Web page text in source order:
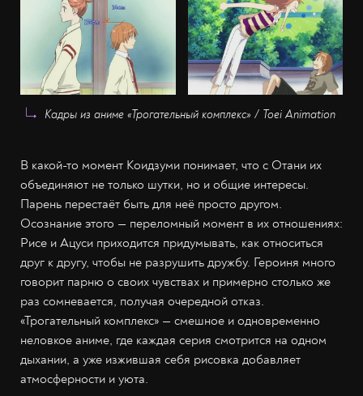
Кадры из аниме «Трогательный комплекс» / Toei Animation
В какой-то момент Коидзуми понимает, что с Отани их
объединяют не только шутки, но и общие интересы.
Парень перестаёт быть для неё просто другом.
Осознание этого — переломный момент в их отношениях:
Рисе и Ацуси приходится придумывать, как относиться
друг к другу, чтобы не разрушить дружбу. Героиня много
говорит парню о своих чувствах и примерно столько же
раз сомневается, получая очередной отказ.
«Трогательный комплекс» — смешное и одновременно
неловкое аниме, где каждая серия смотрится на одном
дыхании, а уже изжившая себя рисовка добавляет
атмосферности и уюта.